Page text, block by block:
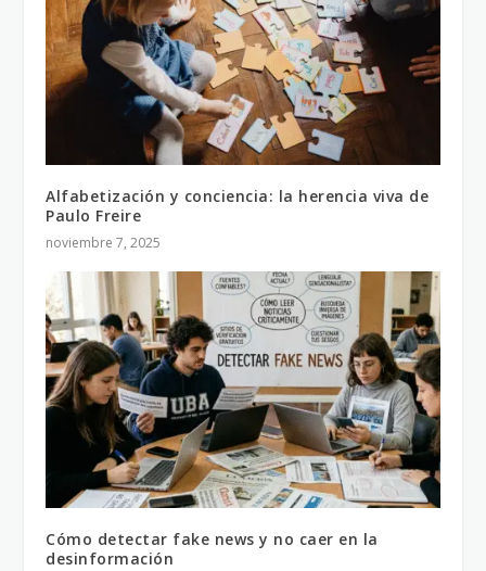
Alfabetización y conciencia: la herencia viva de
Paulo Freire
noviembre 7, 2025
Cómo detectar fake news y no caer en la
desinformación